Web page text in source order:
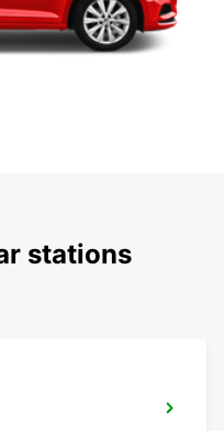
stations